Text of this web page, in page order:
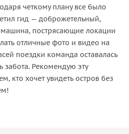
четкому плану все было
гид — доброжетельный,
пострясающие локации
отличные фото и видео на
поездки команда оставалась
забота. Рекомендую эту
кто хочет увидеть остров без